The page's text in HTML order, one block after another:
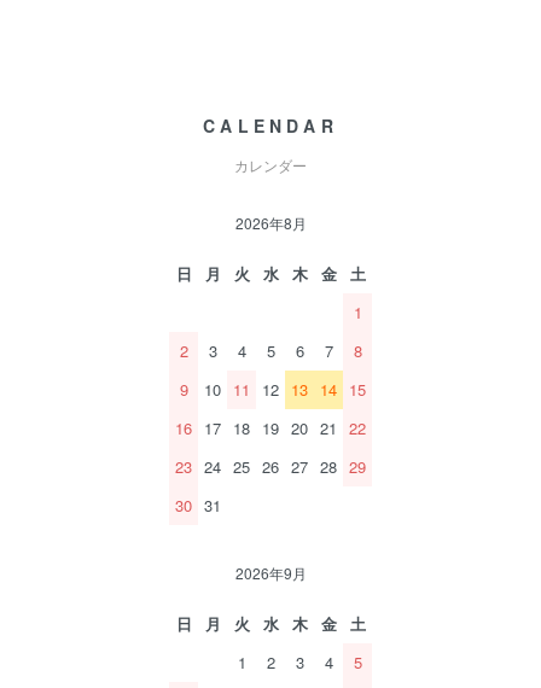
CALENDAR
カレンダー
2026年8月
日 月 火 水 木 金
土
1
2
3 4 5 6 7
8
9
10 11 12 13 14 15
16 17 18 19 20 21
22
23 24 25 26 27 28 29
30 31
2026年9月
日 月 火 水 木 金
土
1
2 3 4
5